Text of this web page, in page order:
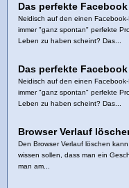
Das perfekte
Neidisch auf den einen
immer "ganz spontan" perfekte
Leben zu haben scheint? Das...
Das perfekte
Neidisch auf den einen
immer "ganz spontan" perfekte
Leben zu haben scheint? Das...
Browser Verlauf
Den Browser Verlauf löschen
wissen sollen, dass man ein
man am...